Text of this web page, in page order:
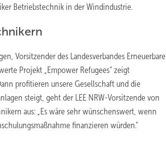
Betriebstechnik in der Windindustrie.
Vorsitzender des Landesverbandes Erneuerbare
Projekt „Empower Refugees“ zeigt
profitieren unsere Gesellschaft und die
steigt, geht der LEE NRW-Vorsitzende von
aus: „Es wäre sehr wünschenswert, wenn
finanzieren würden.“